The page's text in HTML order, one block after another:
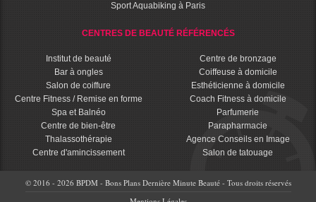
Sport Aquabiking à Paris
CENTRES DE BEAUTÉ RÉFÉRENCÉS
Institut de beauté
Bar à ongles
Salon de coiffure
Centre Fitness / Remise en forme
Spa et Balnéo
Centre de bien-être
Thalassothérapie
Centre d'amincissement
Centre de bronzage
Coiffeuse à domicile
Esthéticienne à domicile
Coach Fitness à domicile
Parfumerie
Parapharmacie
Agence Conseils en Image
Salon de tatouage
© 2016 - 2026 BPDM - Bons Plans Dernière Minute Beauté - Tous droits réservés